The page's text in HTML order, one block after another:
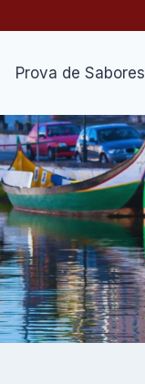
Prova de Sabores